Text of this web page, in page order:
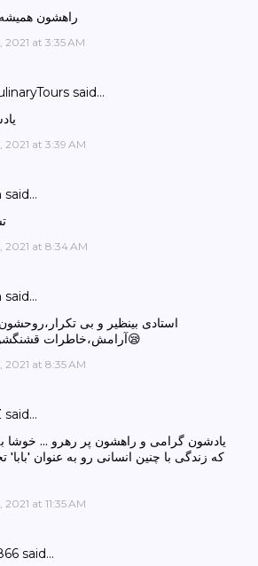
راهشون همیشه
at 3:35 AM
said…
2021 at 3:39 AM
said…
2021 at 8:34 AM
said…
استادی بینظیر و بی
آرامش،خاطرات قشنگشون ماناست😪
2021 at 8:35 AM
said…
يادشون گرامى و راهشون پر رهرو ... خوشا
كه زندگى با چنين انسانى رو به عنوان 'بابا'
at 11:35 AM
said…